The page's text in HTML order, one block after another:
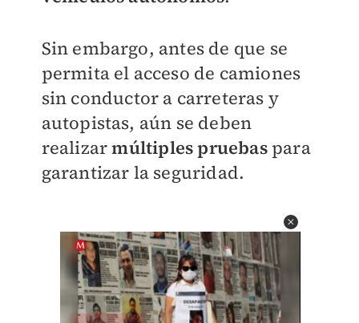
Sin embargo, antes de que se
permita el acceso de camiones
sin conductor a carreteras y
autopistas, aún se deben
realizarmúltiples pruebaspara
garantizar la seguridad.